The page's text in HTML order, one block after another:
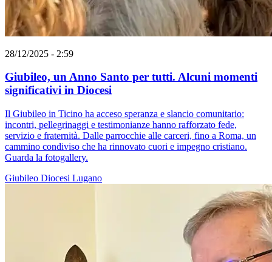
28/12/2025 - 2:59
Giubileo, un Anno Santo per tutti. Alcuni momenti
significativi in Diocesi
Il Giubileo in Ticino ha acceso speranza e slancio comunitario:
incontri, pellegrinaggi e testimonianze hanno rafforzato fede,
servizio e fraternità. Dalle parrocchie alle carceri, fino a Roma, un
cammino condiviso che ha rinnovato cuori e impegno cristiano.
Guarda la fotogallery.
Giubileo Diocesi Lugano